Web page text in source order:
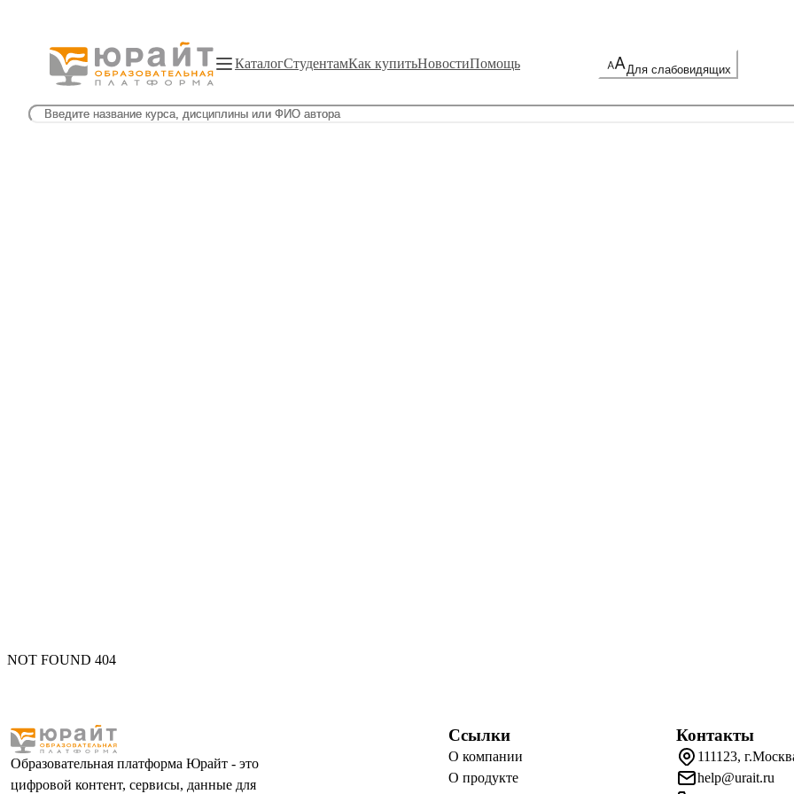
КаталогСтудентамКак купитьНовостиПомощь Для слабовидящих
NOT FOUND 404
Образовательная платформа Юрайт - это
цифровой контент, сервисы, данные для
Ссылки
О компании
О продукте
Контакты
111123,
help@urait.ru